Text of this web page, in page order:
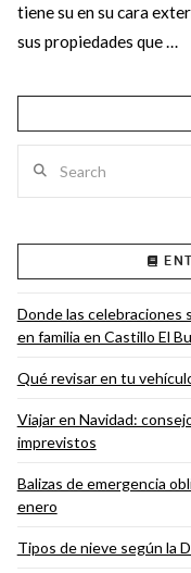
tiene su en su cara
sus propiedades que …
Donde las celebraciones
en familia en Castillo El
Qué revisar en tu
Viajar en Navidad:
imprevistos
Balizas de emergencia
enero
Tipos de nieve según la